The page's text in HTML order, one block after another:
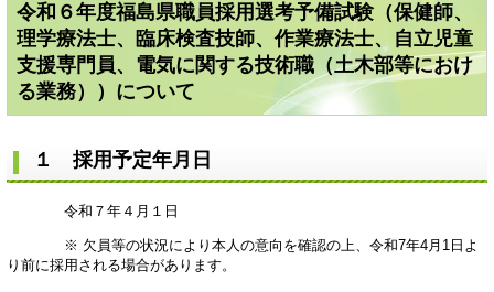
令和６年度福島県職員採用選考予備試験（保健師、
理学療法士、臨床検査技師、作業療法士、自立児童
支援専門員、電気に関する技術職（土木部等におけ
る業務））について
１ 採用予定年月日
令和７年４月１日
※ 欠員等の状況により本人の意向を確認の上、令和7年4月1日よ
り前に採用される場合があります。